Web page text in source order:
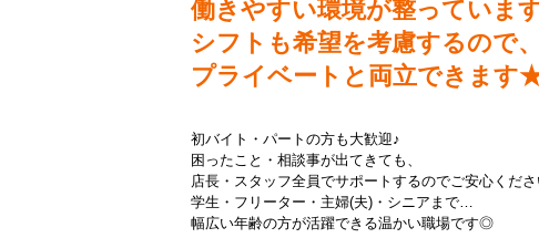
働きやすい環境が整っていま
シフトも希望を考慮するので、
プライベートと両立できます
初バイト・パートの方も大歓迎♪
困ったこと・相談事が出てきても、
店長・スタッフ全員でサポートするのでご安心くださ
学生・フリーター・主婦(夫)・シニアまで…
幅広い年齢の方が活躍できる温かい職場です◎